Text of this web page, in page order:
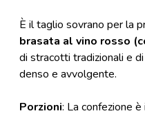
È il taglio sovrano per la
brasata al vino rosso
di stracotti tradizionali e
denso e avvolgente.
Porzioni: La confezione